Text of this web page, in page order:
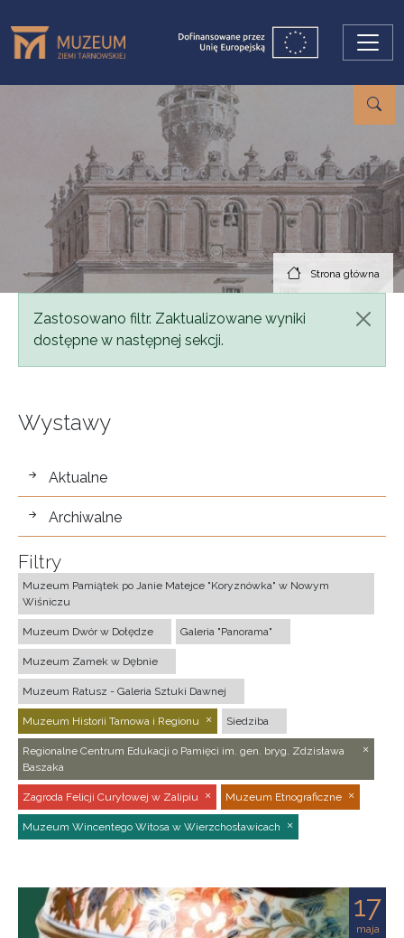
Strona główna
Komunikat
Zastosowano filtr. Zaktualizowane wyniki
dostępne w następnej sekcji.
Wystawy
wystawy
Aktualne
Archiwalne
Filtry
Muzeum Pamiątek po Janie Matejce "Koryznówka" w Nowym
Wiśniczu
Muzeum Dwór w Dołędze Galeria "Panorama"
Muzeum Zamek w Dębnie
Muzeum Ratusz - Galeria Sztuki Dawnej
Muzeum Historii Tarnowa i Regionu Siedziba
Regionalne Centrum Edukacji o Pamięci im. gen. bryg. Zdzisława
Baszaka
Zagroda Felicji Curyłowej w Zalipiu Muzeum Etnograficzne
Muzeum Wincentego Witosa w Wierzchosławicach
17
maja